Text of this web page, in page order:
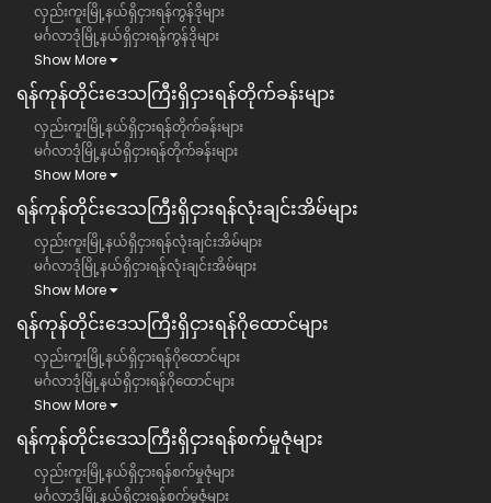
လှည်းကူးမြို့နယ်ရှိငှားရန်ကွန်ဒိုများ
မင်္ဂလာဒုံမြို့နယ်ရှိငှားရန်ကွန်ဒိုများ
Show More
ရန်ကုန်တိုင်းဒေသကြီး​​ရှိငှားရန်တိုက်ခန်းများ
လှည်းကူးမြို့နယ်ရှိငှားရန်တိုက်ခန်းများ
မင်္ဂလာဒုံမြို့နယ်ရှိငှားရန်တိုက်ခန်းများ
Show More
ရန်ကုန်တိုင်းဒေသကြီး​​ရှိငှားရန်လုံးချင်းအိမ်များ
လှည်းကူးမြို့နယ်ရှိငှားရန်လုံးချင်းအိမ်များ
မင်္ဂလာဒုံမြို့နယ်ရှိငှားရန်လုံးချင်းအိမ်များ
Show More
ရန်ကုန်တိုင်းဒေသကြီး​​ရှိငှားရန်ဂိုထောင်များ
လှည်းကူးမြို့နယ်ရှိငှားရန်ဂိုထောင်များ
မင်္ဂလာဒုံမြို့နယ်ရှိငှားရန်ဂိုထောင်များ
Show More
ရန်ကုန်တိုင်းဒေသကြီး​​ရှိငှားရန်စက်မှုဇုံများ
လှည်းကူးမြို့နယ်ရှိငှားရန်စက်မှုဇုံများ
မင်္ဂလာဒုံမြို့နယ်ရှိငှားရန်စက်မှုဇုံများ